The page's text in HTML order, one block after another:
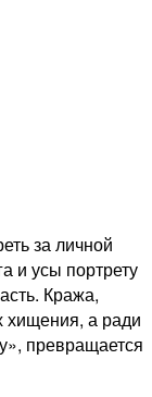
за личной
и усы портрету
Кража,
хищения, а ради
превращается